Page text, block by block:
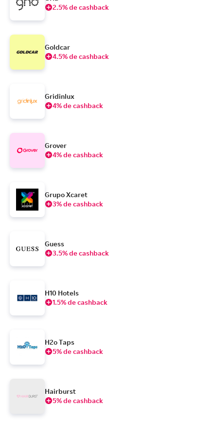
2.5% de cashback
Goldcar
4.5% de cashback
Gridinlux
4% de cashback
Grover
4% de cashback
Grupo Xcaret
3% de cashback
Guess
3.5% de cashback
H10 Hotels
1.5% de cashback
H2o Taps
5% de cashback
Hairburst
5% de cashback